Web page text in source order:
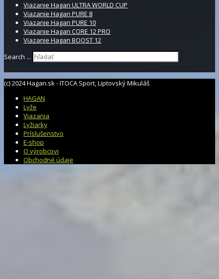
Viazanie Hagan ULTRA WORLD CUP
Viazanie Hagan PURE 8
Viazanie Hagan PURE 10
Viazanie Hagan CORE 12 PRO
Viazanie Hagan BOOST 12
Search ...
(c) 2024 Hagan.sk - ITOCA Sport, Liptovský Mikuláš
HAGAN
Lyže
Viazania
Lyžiarky
Príslušenstvo
E-shop
O výrobcovi
Obchodné údaje